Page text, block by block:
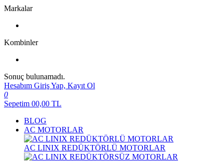
Markalar
Kombinler
Sonuç bulunamadı.
Hesabım Giriş Yap, Kayıt Ol
0
Sepetim 00,00 TL
BLOG
AC MOTORLAR
AC LINIX REDÜKTÖRLÜ MOTORLAR